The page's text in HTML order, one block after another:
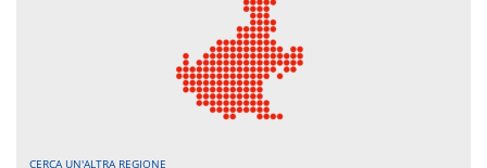
CERCA UN'ALTRA REGIONE